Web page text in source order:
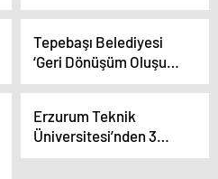
Beşiktaş’ paneli
Tepebaşı Belediyesi
‘Geri Dönüşüm Oluşum’
Sergisini Açtı
Erzurum Teknik
Üniversitesi’nden 3
Proje TÜBİTAK